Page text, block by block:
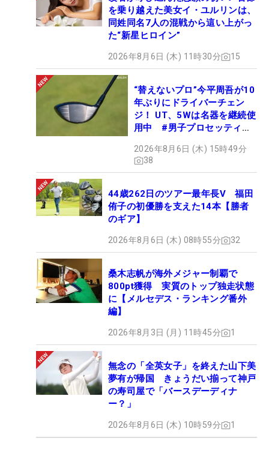
を乗り越えた美女イ・ユルリンは、
同姓同名7人の混戦から這い上がっ
た“新星ヒロイン”
2026年8月6日 (木) 11時30分 15
“替えないプロ”今平周吾が10
年ぶりにドライバーチェン
ジ！ UT、5Wは名器を継続使
用中 #男子プロセッティン
2026年8月6日 (木) 15時49分
38
44歳262日のツアー最年長V 福田
侑子の初優勝を支えた14本【勝者
のギア】
2026年8月6日 (木) 08時55分 32
桑木志帆が海外メジャー制覇で
800pt獲得 実質のトップ独走状態
に【メルセデス・ランキング番外
編】
2026年8月3日 (月) 11時45分 1
無念の「全英女子」を終えた山下美
夢有が帰国 きょうだい揃って神戸
の寿司屋で「バースデーディナ
ー？」
2026年8月6日 (木) 10時59分 1